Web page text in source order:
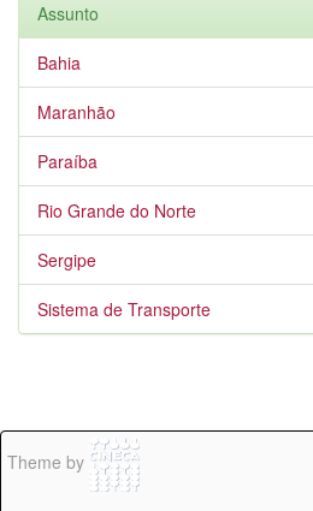
Assunto
Bahia
Maranhão
Paraíba
Rio Grande do Norte
Sergipe
Sistema de Transporte
Theme by